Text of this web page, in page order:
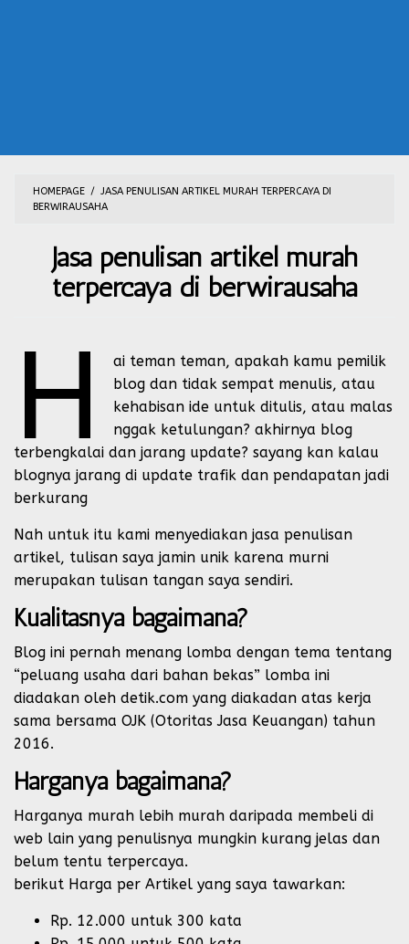
HOMEPAGE / JASA PENULISAN ARTIKEL MURAH TERPERCAYA DI
BERWIRAUSAHA
Jasa penulisan artikel murah
terpercaya di berwirausaha
on
2019
H
ai teman teman, apakah kamu pemilik
blog dan tidak sempat menulis, atau
kehabisan ide untuk ditulis, atau malas
nggak ketulungan? akhirnya blog
terbengkalai dan jarang update? sayang kan kalau
blognya jarang di update trafik dan pendapatan jadi
berkurang
Nah untuk itu kami menyediakan jasa penulisan
artikel, tulisan saya jamin unik karena murni
merupakan tulisan tangan saya sendiri.
Kualitasnya bagaimana?
Blog ini pernah menang lomba dengan tema tentang
“peluang usaha dari bahan bekas” lomba ini
diadakan oleh detik.com yang diakadan atas kerja
sama bersama OJK (Otoritas Jasa Keuangan) tahun
2016.
Harganya bagaimana?
Harganya murah lebih murah daripada membeli di
web lain yang penulisnya mungkin kurang jelas dan
belum tentu terpercaya.
berikut Harga per Artikel yang saya tawarkan:
Rp. 12.000 untuk 300 kata